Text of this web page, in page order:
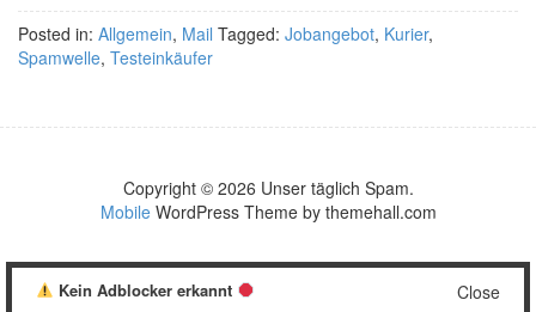
Posted in: Allgemein, Mail Tagged: Jobangebot, Kurier,
Spamwelle, Testeinkäufer
Copyright © 2026 Unser täglich Spam.
MobileWordPress Theme by themehall.com
Close
Kein Adblocker erkannt